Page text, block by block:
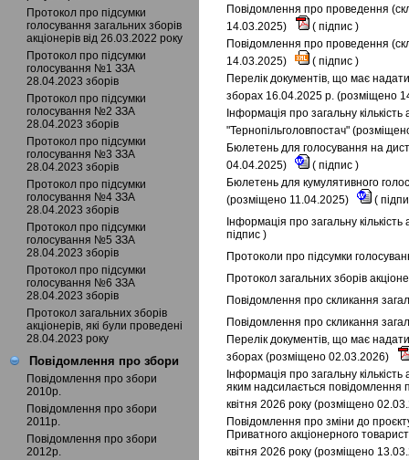
Протокол про підсумки
голосування загальних зборів
акціонерів від 26.03.2022 року
Протокол про підсумки
голосування №1 ЗЗА
28.04.2023 зборів
Протокол про підсумки
голосування №2 ЗЗА
28.04.2023 зборів
Протокол про підсумки
голосування №3 ЗЗА
28.04.2023 зборів
Протокол про підсумки
голосування №4 ЗЗА
28.04.2023 зборів
Протокол про підсумки
голосування №5 ЗЗА
28.04.2023 зборів
Протокол про підсумки
голосування №6 ЗЗА
28.04.2023 зборів
Протокол загальних зборів
акціонерів, які були проведені
28.04.2023 року
Повідомлення про збори
Повідомлення про збори
2010р.
Повідомлення про збори
2011р.
Повідомлення про збори
2012р.
Повідомлення про проведення
14.03.2025)
( підпис )
Повідомлення про проведення
14.03.2025)
( підпис )
Перелік документів, що має
зборах 16.04.2025 р. (розміщено
Інформація про загальну
"Тернопільголовпостач"
Бюлетень для голосування на
04.04.2025)
( підпис )
Бюлетень для кумулятивного
(розміщено 11.04.2025)
(
Інформація про загальну
підпис )
Протоколи про підсумки
Протокол загальних зборів
Повідомлення про скликання
Повідомлення про скликання
Перелік документів, що має
зборах (розміщено 02.03.2026)
Інформація про загальну
яким надсилається повідомлення
квітня 2026 року (розміщено
Повідомлення про зміни до
Приватного акціонерного
квітня 2026 року (розміщено